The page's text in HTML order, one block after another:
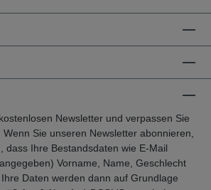
Newsletter und verpassen Sie
Sie unseren Newsletter abonnieren,
dass Ihre Bestandsdaten wie E-Mail
Vorname, Name, Geschlecht
Daten werden dann auf Grundlage